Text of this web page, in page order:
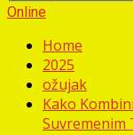
Online
Home
2025
ožujak
Kako
Suvremenim